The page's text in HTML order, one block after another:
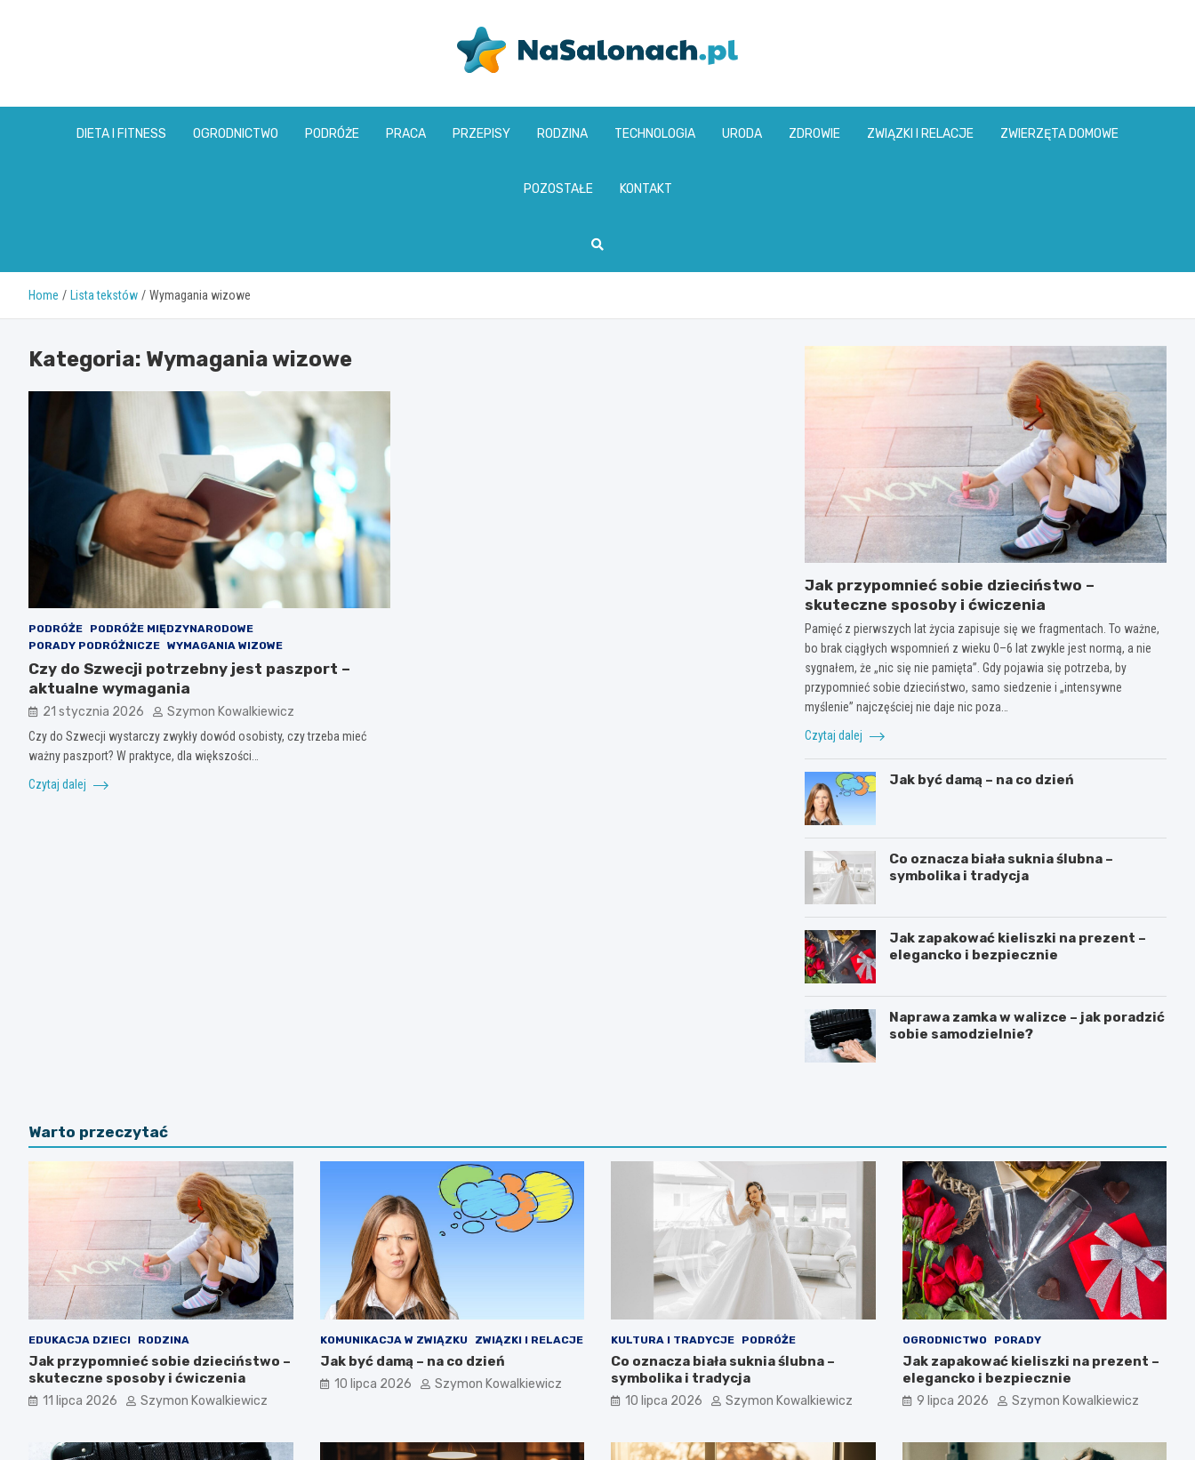
nasalonach.pl
DIETA I FITNESS OGRODNICTWO PODRÓŻE PRACA PRZEPISY RODZINA TECHNOLOGIA URODA ZDROWIE ZWIĄZKI I RELACJE ZWIERZĘTA DOMOWE
POZOSTAŁE KONTAKT
Home Lista tekstów Wymagania wizowe
Kategoria: Wymagania wizowe
PODRÓŻE
PODRÓŻE MIĘDZYNARODOWE
PORADY PODRÓŻNICZE WYMAGANIA WIZOWE
Czy do Szwecji potrzebny jest paszport –
aktualne wymagania
21 stycznia 2026 Szymon Kowalkiewicz
Czy do Szwecji wystarczy zwykły dowód osobisty, czy trzeba mieć
ważny paszport? W praktyce, dla większości…
Czytaj dalej
Jak przypomnieć sobie dzieciństwo –
skuteczne sposoby i ćwiczenia
Pamięć z pierwszych lat życia zapisuje się we fragmentach. To ważne,
bo brak ciągłych wspomnień z wieku 0–6 lat zwykle jest normą, a nie
sygnałem, że „nic się nie pamięta”. Gdy pojawia się potrzeba, by
przypomnieć sobie dzieciństwo, samo siedzenie i „intensywne
myślenie” najczęściej nie daje nic poza…
Czytaj dalej
Jak być damą – na co dzień
Co oznacza biała suknia ślubna –
symbolika i tradycja
Jak zapakować kieliszki na prezent –
elegancko i bezpiecznie
Naprawa zamka w walizce – jak poradzić
sobie samodzielnie?
Warto przeczytać
EDUKACJA DZIECI RODZINA
Jak przypomnieć sobie dzieciństwo –
skuteczne sposoby i ćwiczenia
11 lipca 2026 Szymon Kowalkiewicz
KOMUNIKACJA W ZWIĄZKU ZWIĄZKI I RELACJE
Jak być damą – na co dzień
10 lipca 2026 Szymon Kowalkiewicz
KULTURA I TRADYCJE PODRÓŻE
Co oznacza biała suknia ślubna –
symbolika i tradycja
10 lipca 2026 Szymon Kowalkiewicz
OGRODNICTWO PORADY
Jak zapakować kieliszki na prezent –
elegancko i bezpiecznie
9 lipca 2026 Szymon Kowalkiewicz